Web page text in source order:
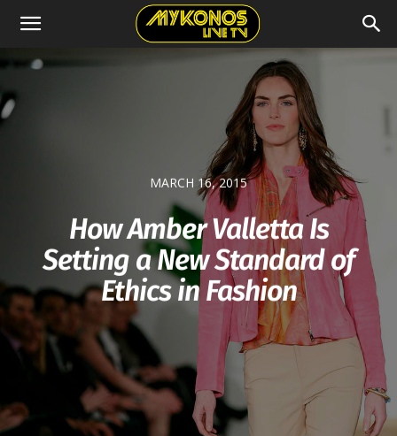
MARCH 16, 2015
How Amber Valletta Is
Setting a New Standard of
Ethics in Fashion